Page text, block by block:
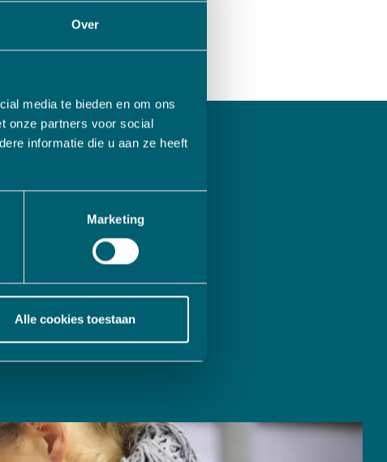
Over
media te bieden en om ons
onze partners voor social
informatie die u aan ze heeft
Marketing
Alle cookies toestaan
vanuit Eindhoven, een
en ondernemers
tachtig jaar geleden
marktleider in de